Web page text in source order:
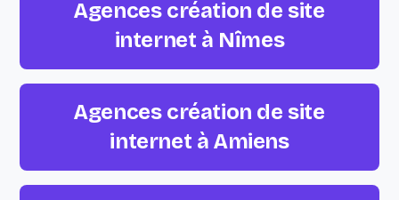
Agences création de site
internet à Nîmes
Agences création de site
internet à Amiens